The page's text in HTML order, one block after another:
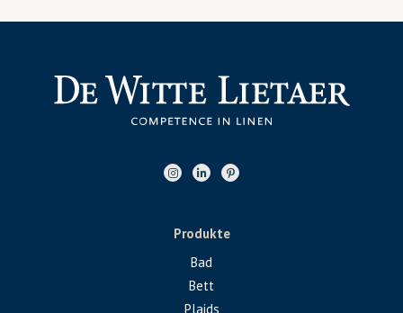
Produkte
Bad
Bett
Plaids